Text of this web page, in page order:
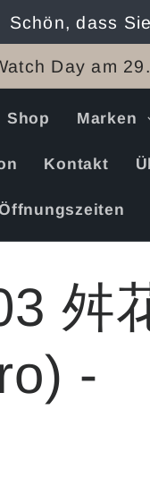
Schön, dass
Day am
Shop Marken
Kontakt
舛
-